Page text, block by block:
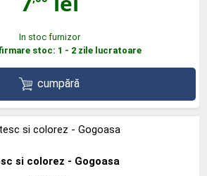
In stoc furnizor
stoc: 1 - 2 zile lucratoare
cumpără
si colorez - Gogoasa